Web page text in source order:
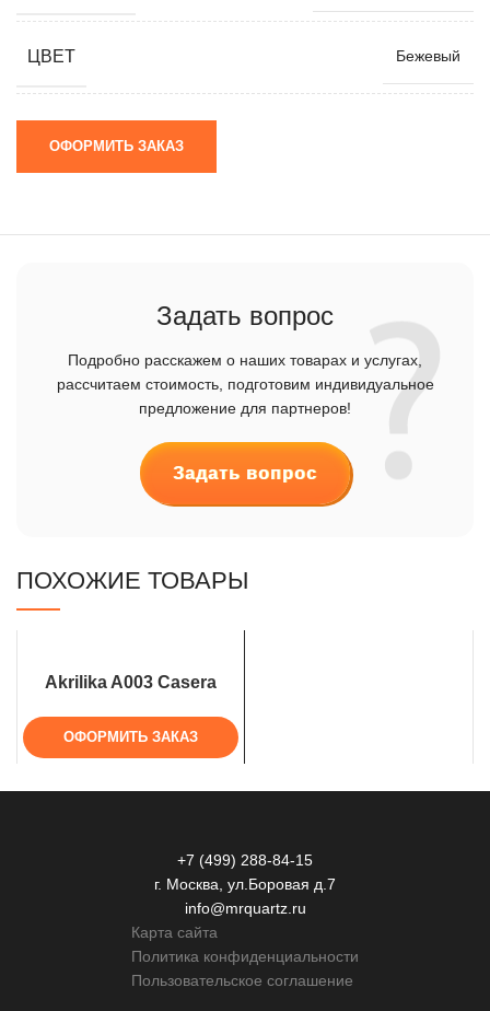
ЦВЕТ Бежевый
ОФОРМИТЬ ЗАКАЗ
Задать вопрос
Подробно расскажем о наших товарах и услугах,
рассчитаем стоимость, подготовим индивидуальное
предложение для партнеров!
Задать вопрос
ПОХОЖИЕ ТОВАРЫ
Akrilika A003 Casera
ОФОРМИТЬ ЗАКАЗ
+7 (499) 288-84-15
г. Москва, ул.Боровая д.7
info@mrquartz.ru
Карта сайта
Политика конфиденциальности
Пользовательское соглашение